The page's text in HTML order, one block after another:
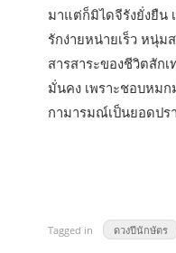
มาแต่ก็มิไดจีรังยั่งยืน
รักง่ายหน่ายเร็ว หนุ่ม
สารสาระของชีวิตสัก
มั่นคง เพราะชอบหม
กามารมณ์เป็นยอดปร
Tagged in ดวงปีนักษัตร